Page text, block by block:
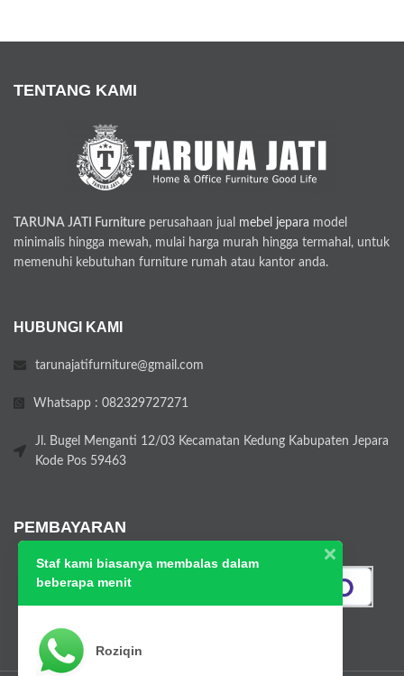
TENTANG KAMI
TARUNA JATI Furniture perusahaan jual mebel jepara model
minimalis hingga mewah, mulai harga murah hingga termahal, untuk
memenuhi kebutuhan furniture rumah atau kantor anda.
HUBUNGI KAMI
tarunajatifurniture@gmail.com
Whatsapp : 082329727271
Jl. Bugel Menganti 12/03 Kecamatan Kedung Kabupaten Jepara
Kode Pos 59463
PEMBAYARAN
Staf kami biasanya membalas dalam
beberapa menit
Roziqin